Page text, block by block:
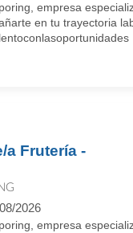
empresa
en tu trayectoria
a Frutería -
2026
empresa